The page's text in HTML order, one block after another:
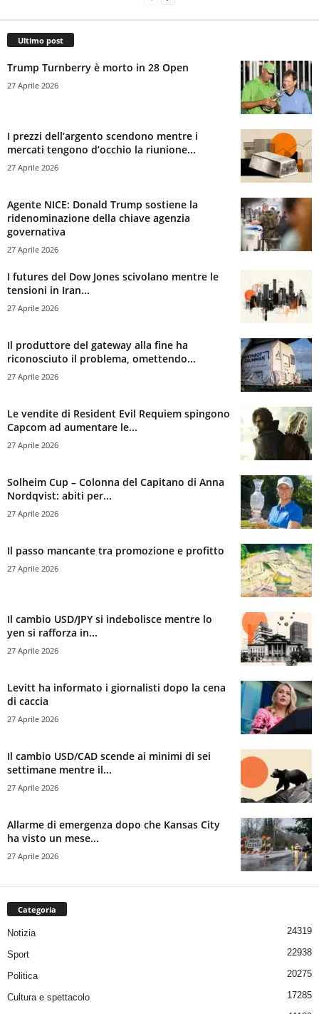
Ultimo post
Trump Turnberry è morto in 28 Open
27 Aprile 2026
I prezzi dell’argento scendono mentre i
mercati tengono d’occhio la riunione...
27 Aprile 2026
Agente NICE: Donald Trump sostiene la
ridenominazione della chiave agenzia
governativa
27 Aprile 2026
I futures del Dow Jones scivolano mentre le
tensioni in Iran...
27 Aprile 2026
Il produttore del gateway alla fine ha
riconosciuto il problema, omettendo...
27 Aprile 2026
Le vendite di Resident Evil Requiem spingono
Capcom ad aumentare le...
27 Aprile 2026
Solheim Cup – Colonna del Capitano di Anna
Nordqvist: abiti per...
27 Aprile 2026
Il passo mancante tra promozione e profitto
27 Aprile 2026
Il cambio USD/JPY si indebolisce mentre lo
yen si rafforza in...
27 Aprile 2026
Levitt ha informato i giornalisti dopo la cena
di caccia
27 Aprile 2026
Il cambio USD/CAD scende ai minimi di sei
settimane mentre il...
27 Aprile 2026
Allarme di emergenza dopo che Kansas City
ha visto un mese...
27 Aprile 2026
Categoria
Notizia 24319
Sport 22938
Politica 20275
Cultura e spettacolo 17285